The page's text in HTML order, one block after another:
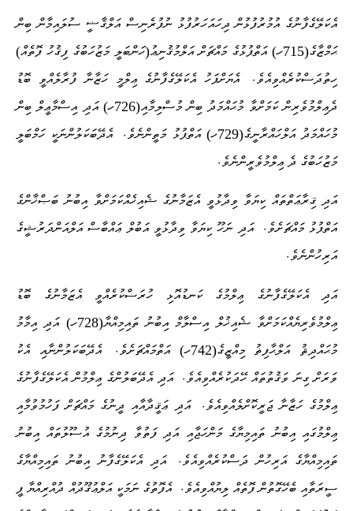
އެކަލޭގެފާނުގެ އުމުރުފުޅުން ދިހައަހަރުފުޅު ނުފުރެނިސް އަލްޤާޟީ ސުލައިމާން ބިން
ޙަމްޒާގެ(715ހ) އަތްޕުޅުގެ މައްޗަށް އަލްމުޤުނިޢު(ހަންބަލީ މަޒުހަބުގެ ފިޤުހު ފޮތެއް)
ހިތުދަސްކުރެއްވިއެވެ.
އެޔަށްފަހު އެކަލޭގެފާނުގެ ޢިލްމީ ހަޒާނާ ފުރާލެއްވީ ބޮޑު
ދެޢިލްމުވެރިން ކަމަށްވާ މުޙައްމަދު ބިން މުސްލިމާއި(726ހ) އަދި އިސްމާޢީލް ބިން
މުހައްމަދު އަލްހައްރާނީގެ(729ހ) އަތްޕުޅު މަތީންނެވެ
.
އެދޭބަކަލުންނަކީ ހަމްބަލީ
މަޒުހަބުގެ ދެ ޢިލްމުވެރީންނެވެ.
އަދި ޤިރާޢަތްތައް ކިޔަވާ ވިދާޅުވީ އެޒަމާނުގެ ޝެއިޚެއްކަމަށްވާ އިބުނު ބަޞްޚާންގެ
އަތްޕުޅު މައްޗަށެވެ.އަދި ނަހޫ ކިޔަވާ ވިދާޅުވީ އަބުލް ޢައްބާސް އަލްއަންދަރުޝީގެ
އަރިހުންނެވެ.
އަދި އެކަލޭގެފާނުގެ ޢިލްމުގެ ކަނޑުއޮޅި ހުރަސްކުރެއްވީ އެޒަމާނުގެ ބޮޑު
ޢިލްމުވެރިޔެއްކަމަށްވާ ޝެއިޚުލް އިސްލާމް އިބުނު ތައިމިއްޔާ(728ހ) އަދި އިމާމު
މުޙައްދިޘު އަލްޙާފިޡު މިއްޒީގެ(742ހ) އަތްމައްޗަށެވެ
.އެދޭބަކަލުންނާއި އެކު
ވަރަށް ގިނަ ވަޤުތުތައް ހޭދަކުރެއްވިއެވެ.އަދި އެދޭބަލުންގެ ޢިލްމުން އެކަލޭގެފާނުގެ
ޢިލްމުގެ ހަޒާނާ ޖަރީކޮށްލެއްވިއެވެ.އަދި ޢަޤީދާއާއި ދީނުގެ މައްޗަށް ފަހުމުވުމާއި
ޢިލްމުގައި އިބުނު ތައިމިޔާގެ މަންހަޖާއި އަދި ފަތުވާ ދިނުމުގެ އުސޫލުތައް އިބުނު
ތައިމިއްޔާގެ އަރިހުން ދަސްކުރެއްވިއެވެ.އަދި އެކަލޭގެފާނު އިބުނު ތައިމިއްޔާގެ
ސީރަތާއި ބެހޭގޮތުން ފޮތެއް ލިޔުއްވިއެވެ.އެފޮތުގެ ނަމަކީ އަލްޢުޤޫދުއް ދުއްރިއްޔާ ފީ